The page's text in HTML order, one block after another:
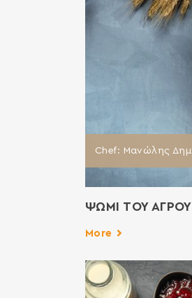
Chef: Μανώλης
ΨΩΜΙ ΤΟΥ
More